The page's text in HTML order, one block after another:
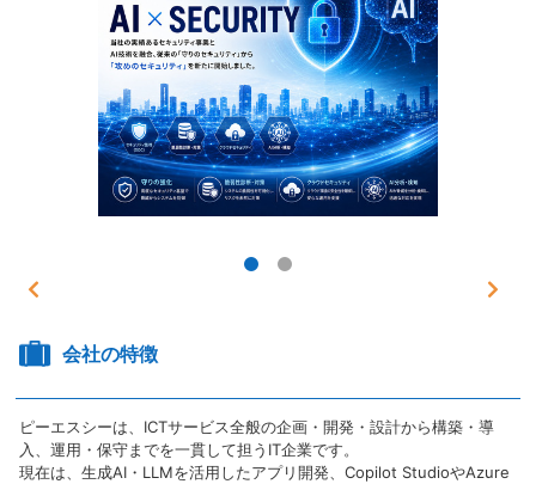
会社の特徴
ピーエスシーは、ICTサービス全般の企画・開発・設計から構築・導
入、運用・保守までを一貫して担うIT企業です。
現在は、生成AI・LLMを活用したアプリ開発、Copilot StudioやAzure